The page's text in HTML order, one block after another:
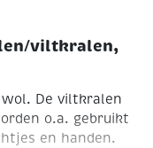
viltkralen,
wol. De viltkralen
o.a. gebruikt
en handen.